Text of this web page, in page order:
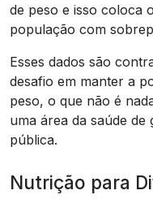
de peso e isso coloca
população com
Esses dados são
desafio em manter a
peso, o que não é
uma área da saúde
pública.
Nutrição para